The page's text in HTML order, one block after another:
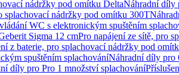
nádržky pod omítku DeltaNáhradní díly
splachovací nádržky pod omítku 300T
WC s elektronickým spuštěním
Sigma 12 cmPro napájení ze sítě, pro
z baterie, pro splachovací nádržky pod
spuštěním splachováníNáhradní díly pro
díly pro Pro 1 množství splachování